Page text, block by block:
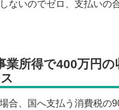
ないのでゼロ、支払いの
業所得で400万円の
合、国へ支払う消費税の